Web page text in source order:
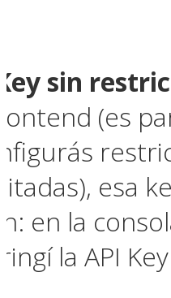
sin
(es
esa
en la
la API